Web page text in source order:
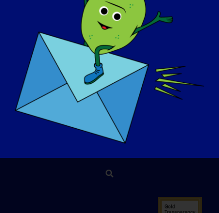
BAZA WIEDZY
REFLEKTORY
O NAS
WYDARZENIA
KONTAKT
SKLEP